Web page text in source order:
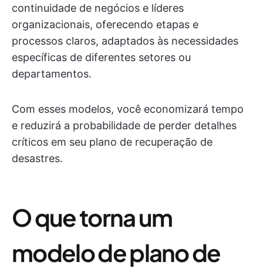
continuidade de negócios e líderes
organizacionais, oferecendo etapas e
processos claros, adaptados às necessidades
específicas de diferentes setores ou
departamentos.
Com esses modelos, você economizará tempo
e reduzirá a probabilidade de perder detalhes
críticos em seu plano de recuperação de
desastres.
O que torna um
modelo de plano de